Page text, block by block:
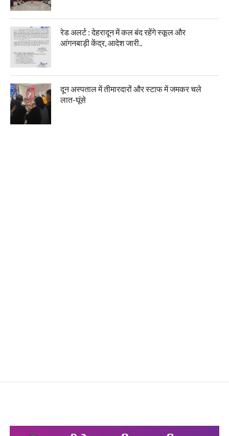
रेड अलर्ट : देहरादून में कल बंद रहेंगे स्कूल और
आंगनबाड़ी केंद्र, आदेश जारी..
दून अस्पताल में तीमारदारों और स्टाफ में जमकर चले
लात-घूंसे